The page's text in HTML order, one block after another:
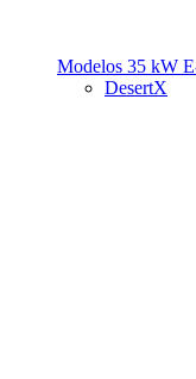
Modelos 35 kW
DesertX